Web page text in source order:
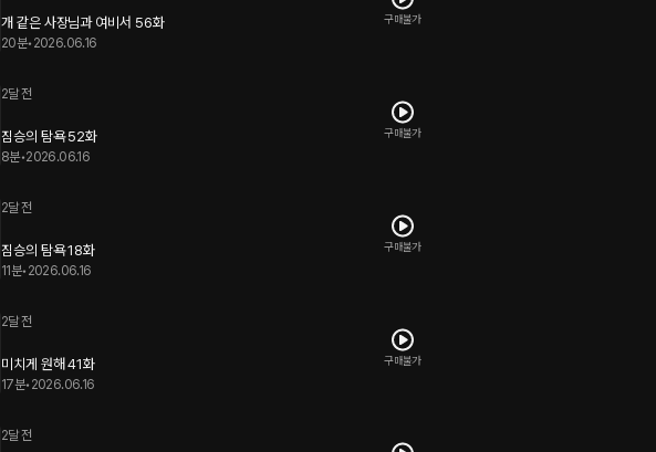
개 같은 사장님과 여비서 56화
20분• 2026.06.16
구매불가
2달 전
짐승의 탐욕 52화
8분•2026.06.16
구매불가
2달 전
짐승의 탐욕 18화
11분• 2026.06.16
구매불가
2달 전
미치게 원해 41화
17분• 2026.06.16
구매불가
2달 전